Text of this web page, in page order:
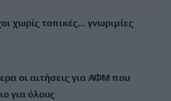
χωρίς τοπικές… γνωριμίες
οι αιτήσεις για ΑΦΜ που
για όλους